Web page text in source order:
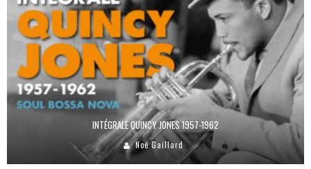
INTÉGRALE QUINCY JONES 1957-1962
Noé Gaillard